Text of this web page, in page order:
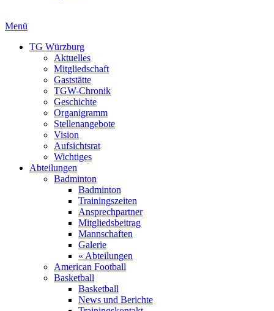
Menü
TG Würzburg
Aktuelles
Mitgliedschaft
Gaststätte
TGW-Chronik
Geschichte
Organigramm
Stellenangebote
Vision
Aufsichtsrat
Wichtiges
Abteilungen
Badminton
Badminton
Trainingszeiten
Ansprechpartner
Mitgliedsbeitrag
Mannschaften
Galerie
« Abteilungen
American Football
Basketball
Basketball
News und Berichte